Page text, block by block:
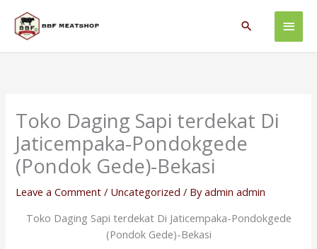
content
Main
Search
Toko Daging Sapi terdekat Di
Jaticempaka-Pondokgede
(Pondok Gede)-Bekasi
Leave a Comment / Uncategorized / Byadmin admin
Toko Daging Sapi terdekat Di Jaticempaka-Pondokgede
(Pondok Gede)-Bekasi